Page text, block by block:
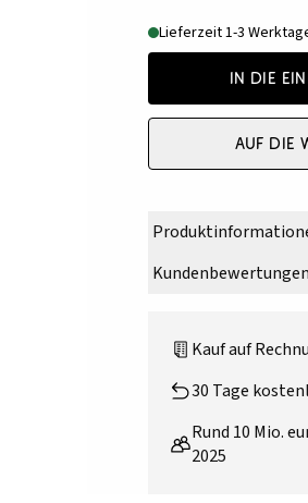
Lieferzeit 1-3
In die
Auf die
Kundenbewertungen
Kauf auf
30 Tage
Rund 10 Mio.
2025